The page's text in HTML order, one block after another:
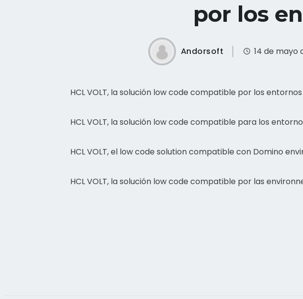
por los
Andorsoft 14 de mayo
HCL VOLT, la solución low code compatible por los
HCL VOLT, la solución low code compatible para los
HCL VOLT, el low code solution compatible con Domino
HCL VOLT, la solución low code compatible por las